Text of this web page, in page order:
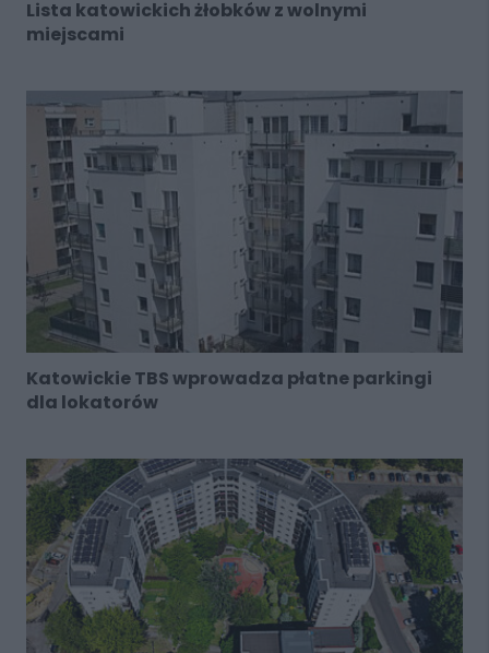
Lista katowickich żłobków z wolnymi
miejscami
Katowickie TBS wprowadza płatne parkingi
dla lokatorów